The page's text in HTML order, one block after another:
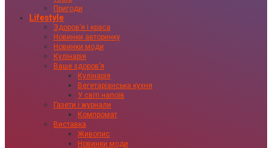
Пригоди
Lifestyle
Здоровʼя і краса
Новинки авторинку
Новинки моди
Кулінарія
Ваше здоровʼя
Кулінарія
Вегетаріанська кухня
У світі напоїв
Газети і журнали
Компромат
Виставка
Живопис
Новинки моди